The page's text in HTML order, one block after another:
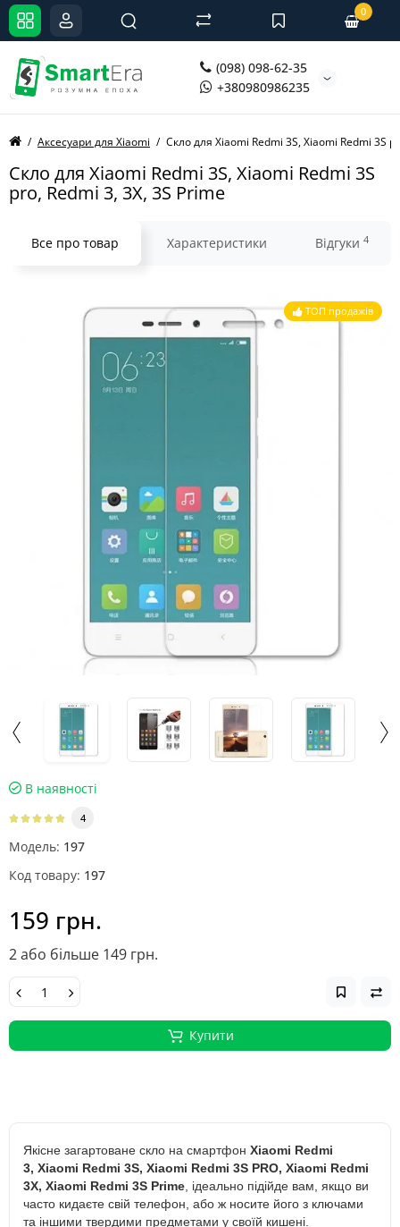
(098) 098-62-35
+380980986235
0
Аксесуари для Xiaomi Скло для Xiaomi Redmi 3S, Xiaomi Redmi 3S
Скло для Xiaomi Redmi 3S, Xiaomi Redmi 3S
pro, Redmi 3, 3X, 3S Prime
Все про товар Характеристики Відгуки 4
ТОП продажів
В наявності
4
Модель: 197
Код товару: 197
159 грн.
2 або більше 149 грн.
Купити
Якісне загартоване скло на смартфон Xiaomi Redmi
3, Xiaomi Redmi 3S, Xiaomi Redmi 3S PRO, Xiaomi Redmi
3X, Xiaomi Redmi 3S Prime , ідеально підійде вам, якщо ви
часто кидаєте свій телефон, або ж носите його з ключами
та іншими твердими предметами у своїй кишені.